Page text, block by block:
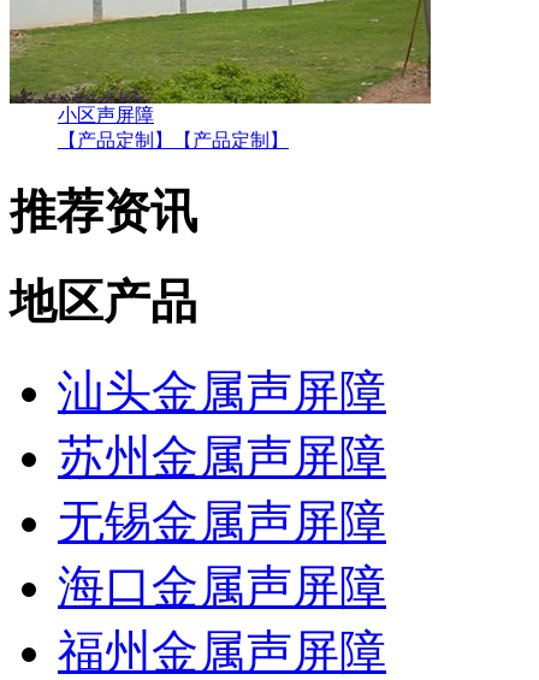
小区声屏障
【产品定制】
【产品定制】
推荐资讯
地区产品
汕头金属声屏障
苏州金属声屏障
无锡金属声屏障
海口金属声屏障
福州金属声屏障